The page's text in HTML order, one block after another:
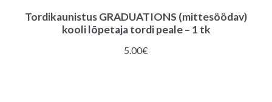
Tordikaunistus GRADUATIONS (mittesöödav)
kooli lõpetaja tordi peale – 1 tk
5.00€